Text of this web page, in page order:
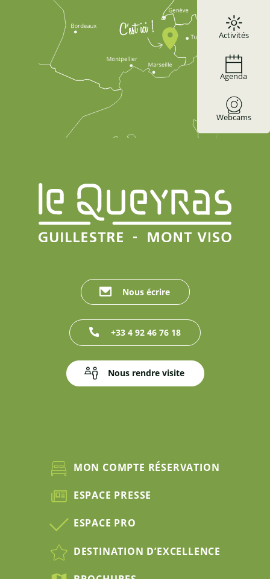
Activités
Agenda
Webcams
Nous écrire
+33 4 92 46 76 18
Nous rendre visite
MON COMPTE RÉSERVATION
ESPACE PRESSE
ESPACE PRO
DESTINATION D’EXCELLENCE